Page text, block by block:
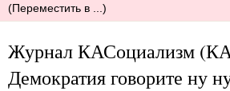
Журнал КАСоциализм
Демократия говорите ну